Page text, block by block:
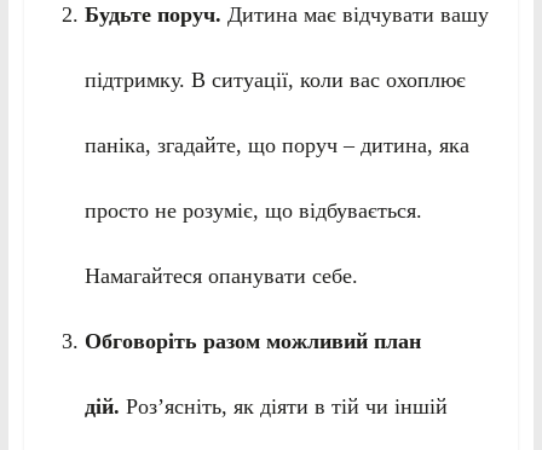
Будьте поруч. Дитина має відчувати вашу
підтримку. В ситуації, коли вас охоплює
паніка, згадайте, що поруч – дитина, яка
просто не розуміє, що відбувається.
Намагайтеся опанувати себе.
Обговоріть разом можливий план
дій. Роз’ясніть, як діяти в тій чи іншій